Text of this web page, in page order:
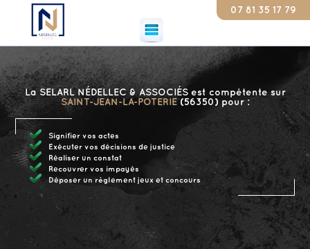
07 81 35 17 79
La SELARL NÉDELLEC & ASSOCIÉS est compétente sur
SAINT-JEAN-LA-POTERIE (56350) pour :
Signifier vos actes
Exécuter vos décisions de justice
Réaliser un constat
Recouvrer vos impayés
Déposer un règlement jeux et concours